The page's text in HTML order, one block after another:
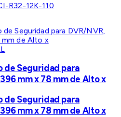
R32-12K-110
de Seguridad para
mm x 78 mm de Alto x
de Seguridad para
mm x 78 mm de Alto x